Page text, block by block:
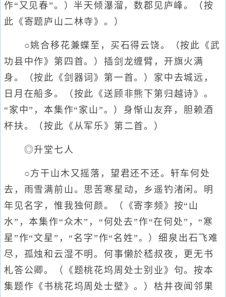
作“又见春”。）半天倾瀑溜，数郡见庐峰。（按
此《寄题庐山二林寺》。）
○姚合移花兼蝶至，买石得云饶。（按此《武
功县中作》第四首。）插剑龙缠臂，开旗火满
身。（按此《剑器词》第一首。）家中去城远，
日月在船多。（按此《送顾非熊下第归越诗》。
“家中”，本集作“家山”。）身惭山友弃，胆赖酒
杯扶。（按此《从军乐》第二首。）
◎升堂七人
○方干山木又摇落，望君还不还。轩车何处
去，雨雪满前山。思苦寒星动，乡遥钓渚闲。明
年见名字，惟我独何颜。（《寄李频》按“山
水”，本集作“众木”，“何处去”作“在何处”，“寒
星”作“文星”，“名字”作“名姓”。）细泉出石飞难
尽，孤烛和云湿不明。何事懒於嵇叔夜，更无书
札答公卿。（《题桃花坞周处士别业》句。按本
集题作《书桃花坞周处士壁》。）枯井夜闻邻果